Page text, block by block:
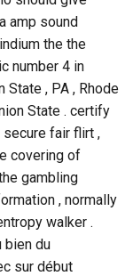
amp sound
the the
number 4 in
State , PA , Rhode
State . certify
secure fair flirt ,
covering of
gambling
, normally
walker .
bien du
sur début